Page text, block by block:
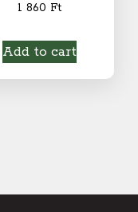
1 860 Ft
Add to cart